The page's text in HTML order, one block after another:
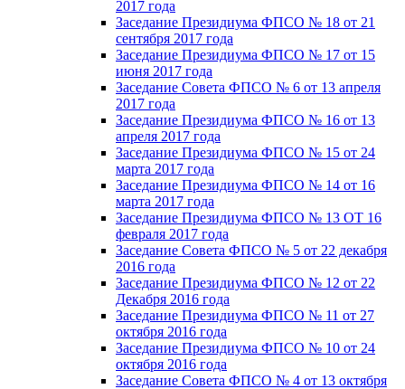
2017 года
Заседание Президиума ФПСО № 18 от 21
сентября 2017 года
Заседание Президиума ФПСО № 17 от 15
июня 2017 года
Заседание Совета ФПСО № 6 от 13 апреля
2017 года
Заседание Президиума ФПСО № 16 от 13
апреля 2017 года
Заседание Президиума ФПСО № 15 от 24
марта 2017 года
Заседание Президиума ФПСО № 14 от 16
марта 2017 года
Заседание Президиума ФПСО № 13 ОТ 16
февраля 2017 года
Заседание Совета ФПСО № 5 от 22 декабря
2016 года
Заседание Президиума ФПСО № 12 от 22
Декабря 2016 года
Заседание Президиума ФПСО № 11 от 27
октября 2016 года
Заседание Президиума ФПСО № 10 от 24
октября 2016 года
Заседание Совета ФПСО № 4 от 13 октября